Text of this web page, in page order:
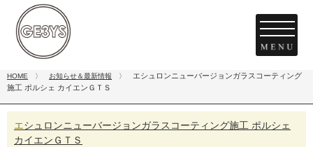
HOME 〉 お知らせ＆最新情報 〉
エシュロンニューバージョンガラスコーティング
施工 ポルシェ カイエンＧＴＳ
エシュロンニューバージョンガラスコーティング施工 ポルシェ
カイエンＧＴＳ